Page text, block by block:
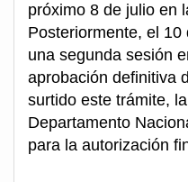
próximo 8 de julio en
Posteriormente, el
una segunda sesión
aprobación definitiva
surtido este trámite,
Departamento
para la autorización